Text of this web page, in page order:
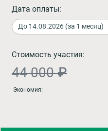
Дата оплаты:
Стоимость участия:
44 000 ₽
Экономия: